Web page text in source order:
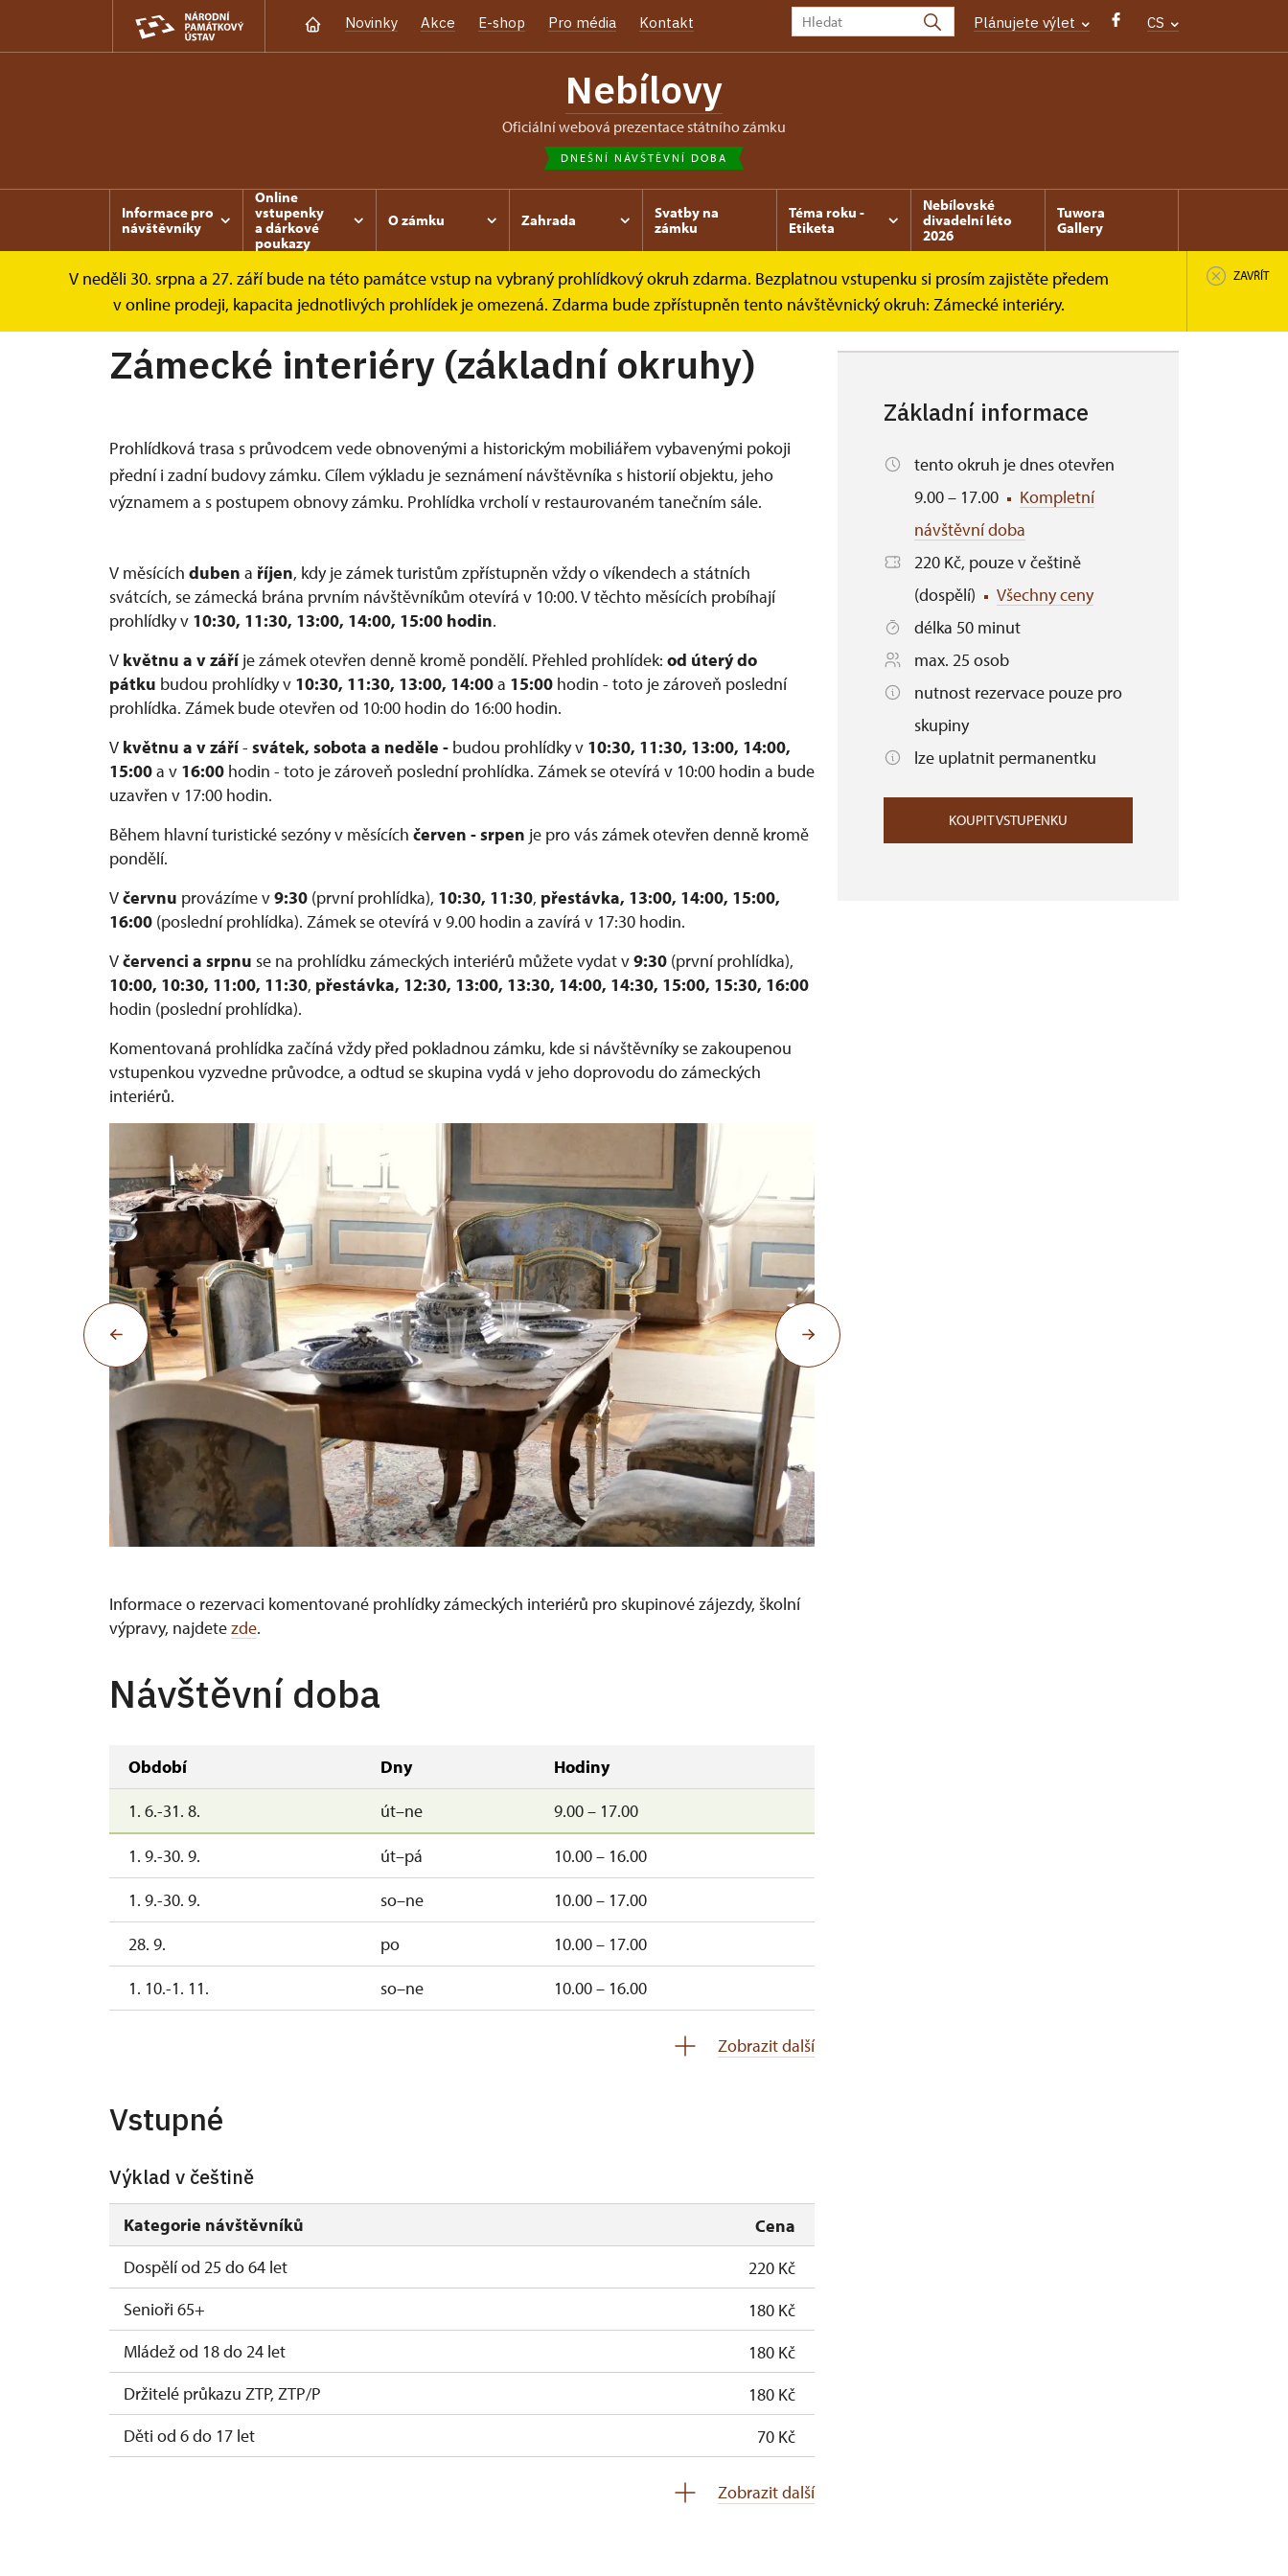
Novinky Akce E-shop Pro média Kontakt Plánujete výlet CS
Nebílovy
oficiální webová prezentace státního zámku
DNEŠNÍ NÁVŠTĚVNÍ DOBA
Informace pro
návštěvníky
Online
vstupenky
a dárkové
poukazy
O zámku Zahrada
Svatby na
zámku
Téma roku -
Etiketa
Nebílovské
divadelní léto
2026
Tuwora
Gallery
V neděli 30. srpna a 27. září bude na této památce vstup na vybraný prohlídkový okruh zdarma. Bezplatnou vstupenku si prosím zajistěte předem
v online prodeji, kapacita jednotlivých prohlídek je omezená. Zdarma bude zpřístupněn tento návštěvnický okruh: Zámecké interiéry.
ZAVŘÍT
Nebílovy Informace pro návštěvníky Prohlídkové okruhy Zámecké interiéry (základní okruhy)
Zámecké interiéry (základní okruhy)
Prohlídková trasa s průvodcem vede obnovenými a historickým mobiliářem vybavenými pokoji
přední i zadní budovy zámku. Cílem výkladu je seznámení návštěvníka s historií objektu, jeho
významem a s postupem obnovy zámku. Prohlídka vrcholí v restaurovaném tanečním sále.
V měsících duben a říjen, kdy je zámek turistům zpřístupněn vždy o víkendech a státních
svátcích, se zámecká brána prvním návštěvníkům otevírá v 10:00. V těchto měsících probíhají
prohlídky v 10:30, 11:30, 13:00, 14:00, 15:00 hodin.
V květnu a vzáříje zámek otevřen denně kromě pondělí. Přehled prohlídek: od úterý do
pátku budou prohlídky v 10:30, 11:30, 13:00, 14:00a 15:00 hodin - toto je zároveň poslední
prohlídka. Zámek bude otevřen od 10:00 hodin do 16:00 hodin.
V květnu a v září- svátek, sobota a neděle - budou prohlídky v 10:30, 11:30, 13:00, 14:00,
15:00a v 16:00 hodin - toto je zároveň poslední prohlídka. Zámek se otevírá v 10:00 hodin a bude
uzavřen v 17:00 hodin.
Během hlavní turistické sezóny v měsících červen - srpen je pro vás zámek otevřen denně kromě
pondělí.
Včervnu provázíme v9:30 (první prohlídka), 10:30, 11:30, přestávka, 13:00, 14:00, 15:00,
16:00 (poslední prohlídka). Zámek se otevírá v 9.00 hodin a zavírá v 17:30 hodin.
Včervenci a srpnu se na prohlídku zámeckých interiérů můžete vydat v9:30 (první prohlídka),
10:00, 10:30, 11:00, 11:30, přestávka, 12:30, 13:00, 13:30, 14:00, 14:30, 15:00, 15:30, 16:00
hodin (poslední prohlídka).
Komentovaná prohlídka začíná vždy před pokladnou zámku, kde si návštěvníky se zakoupenou
vstupenkou vyzvedne průvodce, a odtud se skupina vydá v jeho doprovodu do zámeckých
interiérů.
Informace o rezervaci komentované prohlídky zámeckých interiérů pro skupinové zájezdy, školní
výpravy, najdetezde.
Návštěvní doba
Období Dny
Hodiny
1. 6.-31. 8.
út–ne 9.00 – 17.00
1. 9.-30. 9. út–pá
10.00 – 16.00
1. 9.-30. 9.
so–ne
10.00 – 17.00
28. 9.
po
10.00 – 17.00
1. 10.-1. 11.
so–ne
10.00 – 16.00
Zobrazit další
Vstupné
Výklad v češtině
Kategorie návštěvníků
Cena
Dospělí od 25 do 64 let
220 Kč
Senioři 65+
180 Kč
Mládež od 18 do 24 let
180 Kč
Držitelé průkazu ZTP, ZTP/P
180 Kč
Děti od 6 do 17 let
70 Kč
Zobrazit další
Základní informace
tento okruh je dnes otevřen
9.00 – 17.00
Kompletní
návštěvní doba
220 Kč, pouze v češtině
(dospělí)
Všechny ceny
délka 50 minut
max. 25 osob
nutnost rezervace pouze pro
skupiny
lze uplatnit permanentku
KOUPIT VSTUPENKU